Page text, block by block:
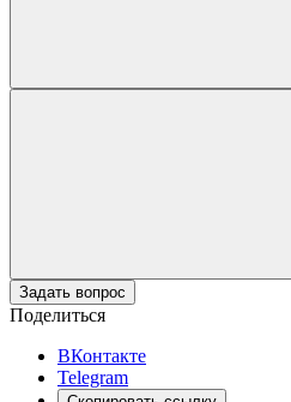
Задать вопрос
Поделиться
ВКонтакте
Telegram